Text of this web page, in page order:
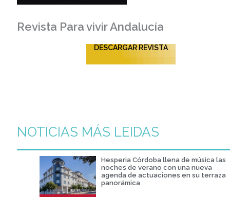
Revista Para vivir Andalucía
DESCARGAR REVISTA
NOTICIAS MÁS LEIDAS
Hesperia Córdoba llena de música las
noches de verano con una nueva
agenda de actuaciones en su terraza
panorámica